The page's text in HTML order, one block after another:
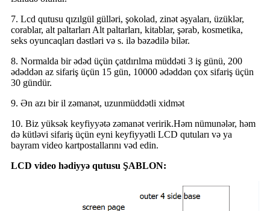
7. Lcd qutusu qızılgül gülləri, şokolad, zinət əşyaları, üzüklər,
corablar, alt paltarları Alt paltarları, kitablar, şərab, kosmetika,
seks oyuncaqları dəstləri və s. ilə bəzədilə bilər.
8. Normalda bir ədəd üçün çatdırılma müddəti 3 iş günü, 200
ədəddən az sifariş üçün 15 gün, 10000 ədəddən çox sifariş üçün
30 gündür.
9. Ən azı bir il zəmanət, uzunmüddətli xidmət
10. Biz yüksək keyfiyyətə zəmanət veririk.Həm nümunələr, həm
də kütləvi sifariş üçün eyni keyfiyyətli LCD qutuları və ya
bayram video kartpostallarını vəd edin.
LCD video hədiyyə qutusu ŞABLON: